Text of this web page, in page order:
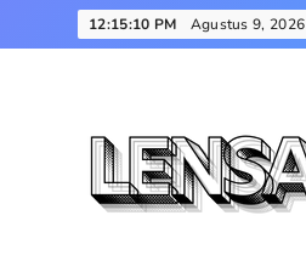
to
12:15:11 PM Agustus 9, 2026